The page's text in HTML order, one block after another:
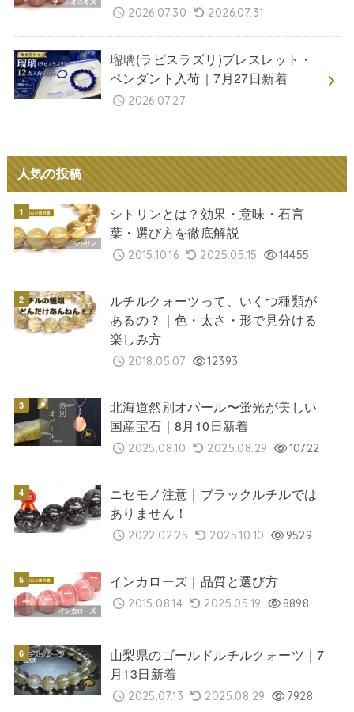
2026.07.30 2026.07.31
瑠璃(ラピスラズリ)ブレスレット・
ペンダント入荷｜7月27日新着
2026.07.27
人気の投稿
シトリンとは？効果・意味・石言
葉・選び方を徹底解説
2015.10.16 2025.05.15 14455
ルチルクォーツって、いくつ種類が
あるの？｜色・太さ・形で見分ける
楽しみ方
2018.05.07 12393
北海道然別オパール〜蛍光が美しい
国産宝石｜8月10日新着
2025.08.10 2025.08.29 10722
ニセモノ注意｜ブラックルチルでは
ありません！
2022.02.25 2025.10.10 9529
インカローズ｜品質と選び方
2015.08.14 2025.05.19 8898
山梨県のゴールドルチルクォーツ｜7
月13日新着
2025.07.13 2025.08.29 7928